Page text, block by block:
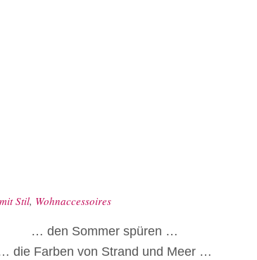
Stil, Wohnaccessoires
… den Sommer spüren …
die Farben von Strand und Meer …